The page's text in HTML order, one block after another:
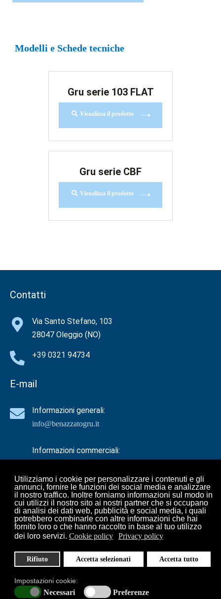
Utilizziamo i cookie per personalizzare i contenuti e gli
annunci, fornire le funzioni dei social media e analizzare
il nostro traffico. Inoltre forniamo informazioni sul modo in
cui utilizzi il nostro sito ai nostri partner che si occupano
di analisi dei dati web, pubblicità e social media, i quali
potrebbero combinarle con altre informazioni che hai
fornito loro o che hanno raccolto in base al tuo utilizzo
dei loro servizi. Cookie policy Privacy policy
Rifiuto Accetta selezionati Accetta tutto
Impostazioni cookie:
Necessari Preferenze
Modelli e Schede tecniche
Gru serie 103 FLAT
Visualizza il prodotto
Gru serie CBF
Visualizza il prodotto
Contatti
Via Santo Stefano, 103
28047 Oleggio (NO)
+39 0321 94734
E-mail
Informazioni generali:
info@benazzatogru.it
Informazioni commerciali:
Informazioni tecniche:
tecnico@benazzatogru.it
© 2024 IBO Srl - P.IVA 01024310037 |Policy Privacy-Cookie Policy
| WebmasterGragraphic